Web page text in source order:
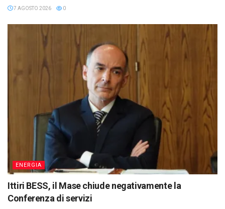
7 AGOSTO 2026 0
ENERGIA
Ittiri BESS, il Mase chiude negativamente la
Conferenza di servizi